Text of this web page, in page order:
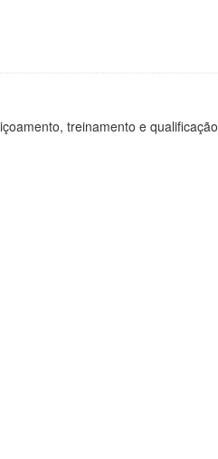
treinamento e qualificação